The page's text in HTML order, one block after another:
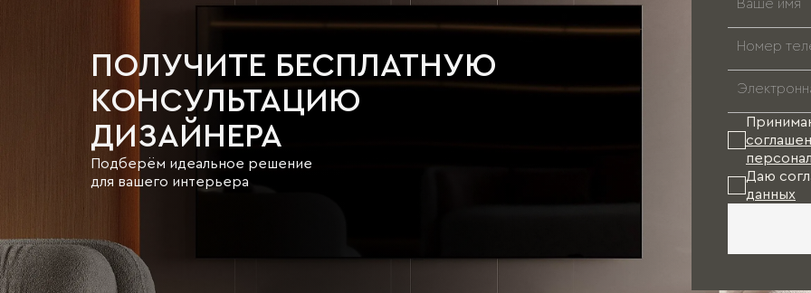
ПОЛУЧИТЕ БЕСПЛАТНУЮ
КОНСУЛЬТАЦИЮ
ДИЗАЙНЕРА
Подберём идеальное решение
для вашего интерьера
Даю
данных